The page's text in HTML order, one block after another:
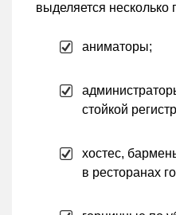
выделяется несколько
аниматоры;
стойкой
хостес,
в ресторанах